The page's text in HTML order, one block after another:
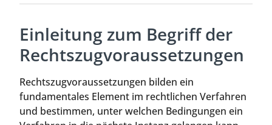
Einleitung zum Begriff der
Rechtszugvoraussetzungen
Rechtszugvoraussetzungen bilden ein
fundamentales Element im rechtlichen Verfahren
und bestimmen, unter welchen Bedingungen ein